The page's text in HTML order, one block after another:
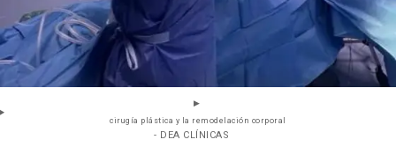
cirugía plástica y la remodelación corporal
- DEA CLÍNICAS